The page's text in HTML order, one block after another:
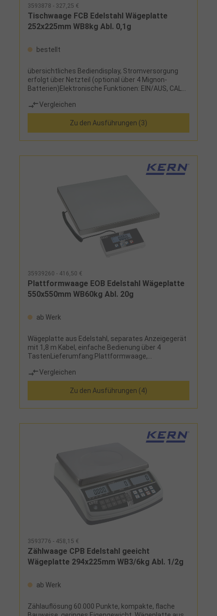
3593878 - 327,25 €
Tischwaage FCB Edelstahl Wägeplatte
252x225mm WB8kg Abl. 0,1g
bestellt
übersichtliches Bediendisplay, Stromversorgung
erfolgt über Netzteil (optional über 4 Mignon-
Batterien)Elektronische Funktionen: EIN/AUS, CAL
PERCENT, Auto-OffOptional: wiederaufladbare
Batterie (intern), Schnittstellenadapter (RS 232,
Bluetooth®, Ethernet, USB-Device, WLAN),
Software Balance Connection und EasyTouch
Applikationssoftware auf Anfrage
Schutzhaube
Vergleichen
Zu den Ausführungen (3)
35939260 - 416,50 €
Plattformwaage EOB Edelstahl Wägeplatte
550x550mm WB60kg Abl. 20g
ab Werk
Wägeplatte aus Edelstahl, separates Anzeigegerät
mit 1,8 m Kabel, einfache Bedienung über 4
TastenLieferumfang:Plattformwaage,
Vergleichen
Zu den Ausführungen (4)
3593776 - 458,15 €
Zählwaage CPB Edelstahl geeicht
Wägeplatte 294x225mm WB3/6kg Abl. 1/2g
ab Werk
Zählauflösung 60.000 Punkte, kompakte, flache